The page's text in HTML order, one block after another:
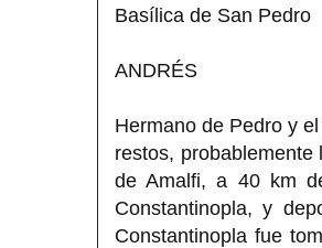
Basílica de San Pedro
ANDRÉS
Hermano de Pedro y
restos,
de Amalfi, a 40 km
Constantinopla, y
Constantinopla fue